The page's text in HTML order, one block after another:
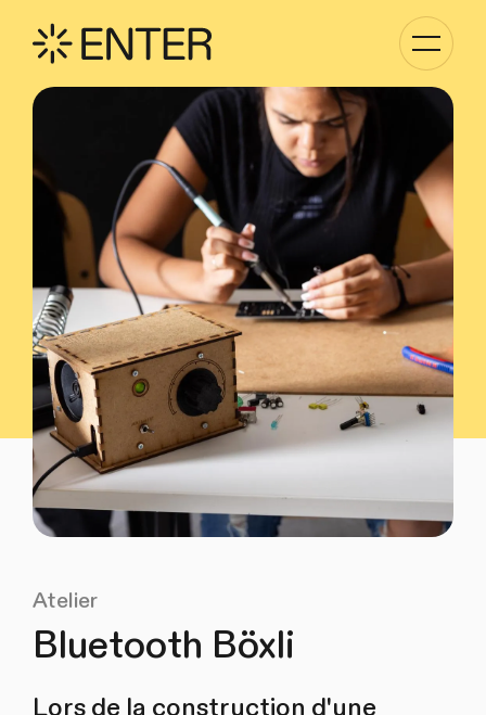
Basculer
la
Atelier
Bluetooth Böxli
Lors de la construction d'une